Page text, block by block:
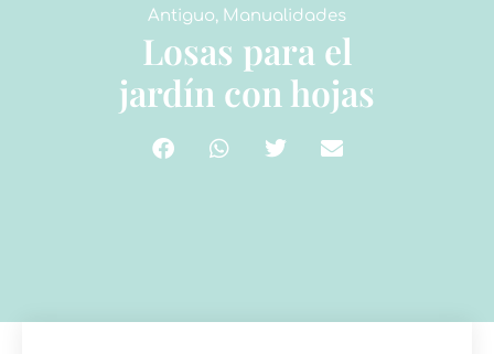
Antiguo, Manualidades
Losas para el
jardín con hojas